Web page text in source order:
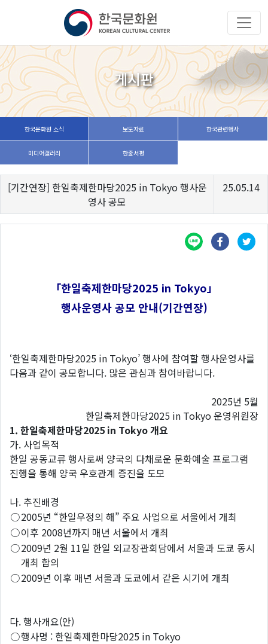
게시판
한국문화원 소식 보도자료 한국관련행사
미디어갤러리 한줄서평
[기간연장] 한일축제한마당2025 in Tokyo 행사운
영사 공모
25.05.14
「한일축제한마당2025 in Tokyo」
행사운영사 공모 안내(기간연장)
‘한일축제한마당2025 in Tokyo’ 행사에 참여할 행사운영사를
다음과 같이 공모합니다. 많은 관심과 참여바랍니다.
2025년 5월
한일축제한마당2025 in Tokyo 운영위원장
1. 한일축제한마당2025 in Tokyo 개요
가. 사업목적
한일 공동교류 행사로써 양국의 다채로운 문화예술 프로그램
진행을 통해 양국 우호관계 증진을 도모
나. 추진배경
○2005년 “한일우정의 해” 주요 사업으로 서울에서 개최
○이후 2008년까지 매년 서울에서 개최
○2009년 2월 11일 한일 외교장관회담에서 서울과 도쿄 동시
개최 합의
○2009년 이후 매년 서울과 도쿄에서 같은 시기에 개최
다. 행사개요(안)
○행사명 : 한일축제한마당2025 in Tokyo